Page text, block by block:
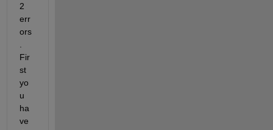
2
err
ors
.
Fir
st
yo
u
ha
ve